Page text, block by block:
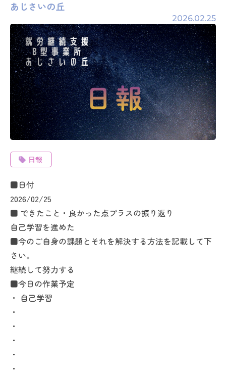
あじさいの丘
2026.02.25
日報
■日付
2026/02/25
■ できたこと・良かった点プラスの振り返り
自己学習を進めた
■今のご自身の課題とそれを解決する方法を記載して下
さい。
継続して努力する
■今日の作業予定
・ 自己学習
・
・
・
・
・